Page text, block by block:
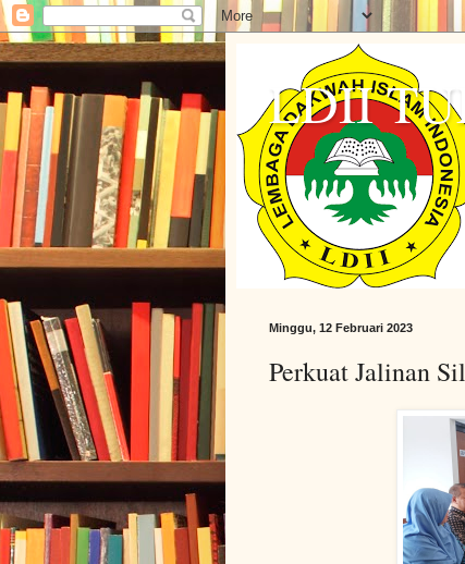
LDII
Minggu, 12 Februari 2023
Perkuat Jalinan